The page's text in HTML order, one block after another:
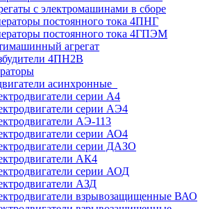
с электромашинами в сборе
постоянного тока 4ПНГ
постоянного тока 4ГПЭМ
агрегат
4ПН2В
асинхронные
серии А4
серии АЭ4
АЭ-113
серии АО4
серии ДАЗО
АК4
серии АОД
АЗД
взрывозащищенные ВАО